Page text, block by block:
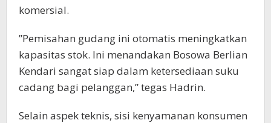
komersial.
​”Pemisahan gudang ini otomatis meningkatkan
kapasitas stok. Ini menandakan Bosowa Berlian
Kendari sangat siap dalam ketersediaan suku
cadang bagi pelanggan,” tegas Hadrin.
​Selain aspek teknis, sisi kenyamanan konsumen